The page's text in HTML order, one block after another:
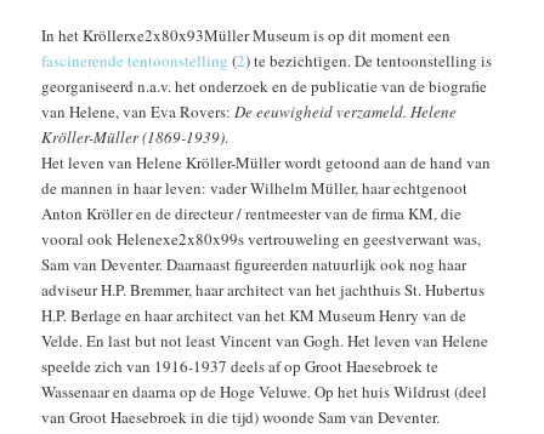
In het Kröllerxe2x80x93Müller Museum is op dit moment een
fascinerende tentoonstelling (2) te bezichtigen. De tentoonstelling is
georganiseerd n.a.v. het onderzoek en de publicatie van de biografie
van Helene, van Eva Rovers:De eeuwigheid verzameld. Helene
Kröller-Müller (1869-1939).
Het leven van Helene Kröller-Müller wordt getoond aan de hand van
de mannen in haar leven: vader Wilhelm Müller, haar echtgenoot
Anton Kröller en de directeur / rentmeester van de firma KM, die
vooral ook Helenexe2x80x99s vertrouweling en geestverwant was,
Sam van Deventer. Daarnaast figureerden natuurlijk ook nog haar
adviseur H.P. Bremmer, haar architect van het jachthuis St. Hubertus
H.P. Berlage en haar architect van het KM Museum Henry van de
Velde. En last but not least Vincent van Gogh. Het leven van Helene
speelde zich van 1916-1937 deels af op Groot Haesebroek te
Wassenaar en daarna op de Hoge Veluwe. Op het huis Wildrust (deel
van Groot Haesebroek in die tijd) woonde Sam van Deventer.